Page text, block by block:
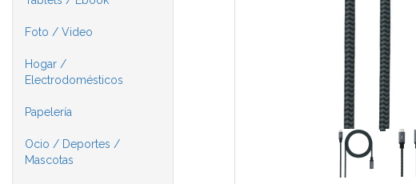
Foto / Video
Hogar /
Electrodomésticos
Papelería
Ocio / Deportes /
Mascotas